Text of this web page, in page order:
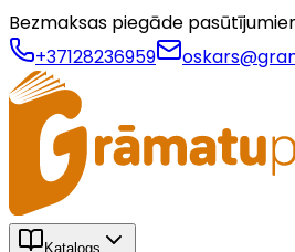
Bezmaksas piegāde
+37128236959
Katalogs